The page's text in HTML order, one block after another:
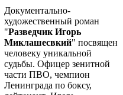
Документально-
художественный роман
"Разведчик Игорь
Миклашесвкий" посвящен
человеку уникальной
судьбы. Офицер зенитной
части ПВО, чемпион
Ленинграда по боксу,